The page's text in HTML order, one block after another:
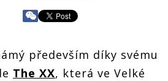
především díky svému
The XX, která ve Velké